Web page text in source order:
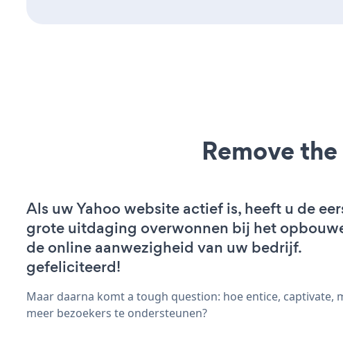
Remove
Als uw Yahoo website actief is, heeft u de
grote uitdaging overwonnen bij het
de online aanwezigheid van uw bedrijf.
gefeliciteerd!
Maar daarna komt a tough question: hoe entice, captivate,
meer bezoekers te ondersteunen?